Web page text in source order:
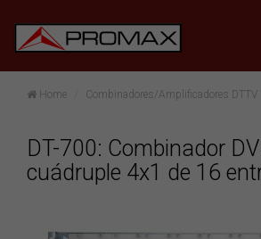
Home Combinadores/Amplificadores DTTV
DT-700: Combinador
cuádruple 4x1 de 16